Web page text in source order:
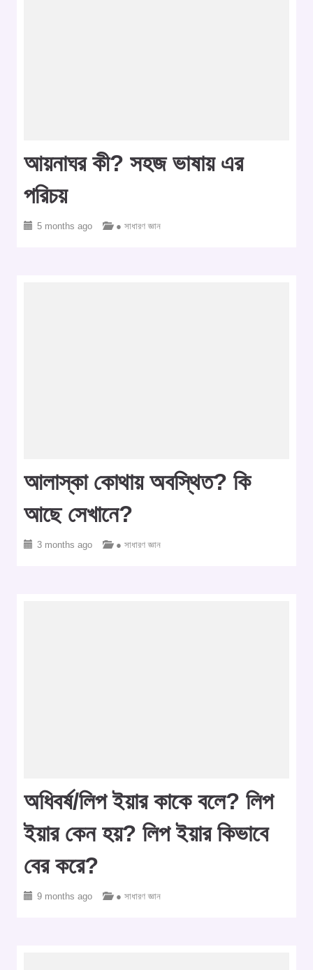
আয়নাঘর কী? সহজ ভাষায় এর
পরিচয়
5 months ago ● সাধারণ জ্ঞান
আলাস্কা কোথায় অবস্থিত? কি
আছে সেখানে?
3 months ago ● সাধারণ জ্ঞান
অধিবর্ষ/লিপ ইয়ার কাকে বলে? লিপ
ইয়ার কেন হয়? লিপ ইয়ার কিভাবে
বের করে?
9 months ago ● সাধারণ জ্ঞান